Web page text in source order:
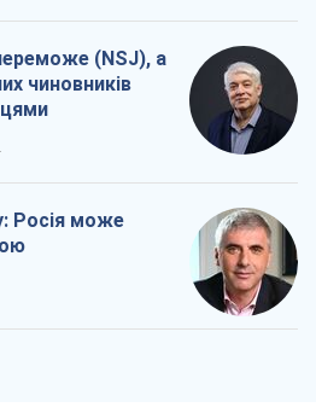
(NSJ), а
чиновників
Росія може